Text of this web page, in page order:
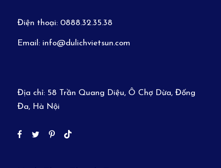
Điện thoại: 0888.32.35.38
Email: info@dulichvietsun.com
Địa chỉ: 58 Trần Quang Diệu, Ô Chợ Dừa, Đống
Đa, Hà Nội